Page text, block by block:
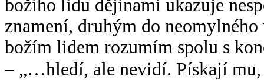
božího lidu dějinami ukazuje
znamení, druhým do
božím lidem rozumím spolu s
– „…hledí, ale nevidí. Pískají